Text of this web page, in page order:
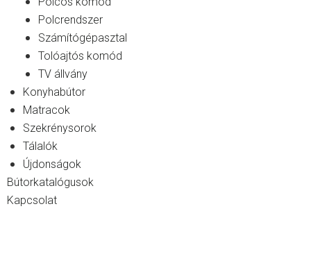
Polcrendszer
Számítógépasztal
Tolóajtós komód
TV állvány
Konyhabútor
Matracok
Szekrénysorok
Tálalók
Újdonságok
Bútorkatalógusok
Kapcsolat